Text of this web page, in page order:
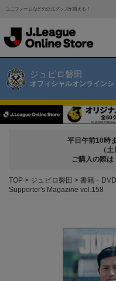
ユニフォームなどの公式グッズが買える！
ジュビロ磐田
オフィシャルオンラインシ
平日午前10時
（
ご購入の際は
TOP ジュビロ磐田 書籍・
Supporter's Magazine vol.158